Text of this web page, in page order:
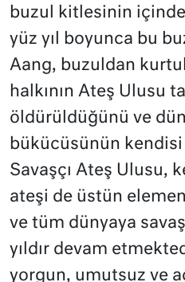
buzul kitlesinin içinde
yüz yıl boyunca bu
Aang, buzuldan
halkının Ateş Ulusu
öldürüldüğünü ve
bükücüsünün kendisi
Savaşçı Ateş Ulusu,
ateşi de üstün
ve tüm dünyaya
yıldır devam
yorgun, umutsuz ve